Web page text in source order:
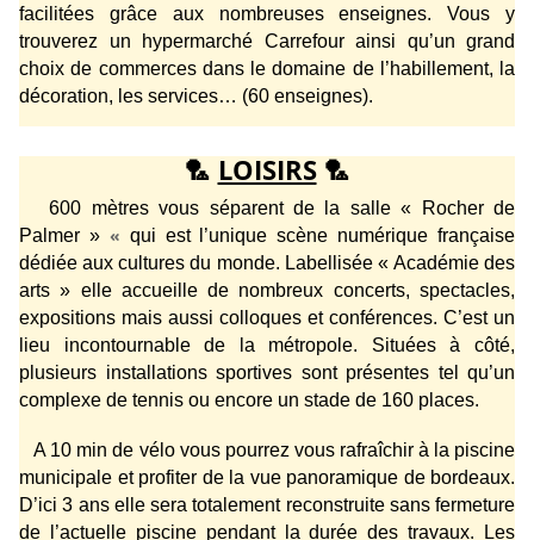
facilitées grâce aux nombreuses enseignes. Vous y
trouverez un hypermarché Carrefour ainsi qu’un grand
choix de commerces dans le domaine de l’habillement, la
décoration, les services… (60 enseignes).
🏸 LOISIRS🏸
600 mètresvous séparent de la salle « Rocher de
Palmer » « qui est l’unique scène numérique française
dédiée aux cultures du monde. Labellisée « Académie des
arts » elle accueille de nombreux concerts, spectacles,
expositions mais aussi colloques et conférences. C’est un
lieu incontournable de la métropole. Situées à côté,
plusieurs installations sportives sont présentes tel qu’un
complexe de tennis ou encore un stade de 160 places.
A 10 min de vélo vous pourrez vous rafraîchir à la piscine
municipale et profiter de la vue panoramique de bordeaux.
D’ici 3 ans elle sera totalement reconstruite sans fermeture
de l’actuelle piscine pendant la durée des travaux. Les